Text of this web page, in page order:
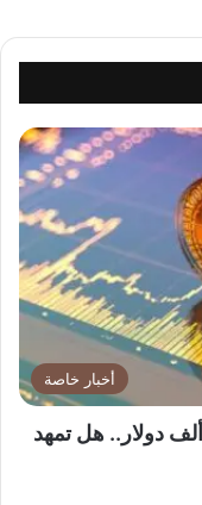
أخبار خاصة
حيتان بيتكوين تعزز مراكزها دون 65 ألف دولار.. هل تمهد